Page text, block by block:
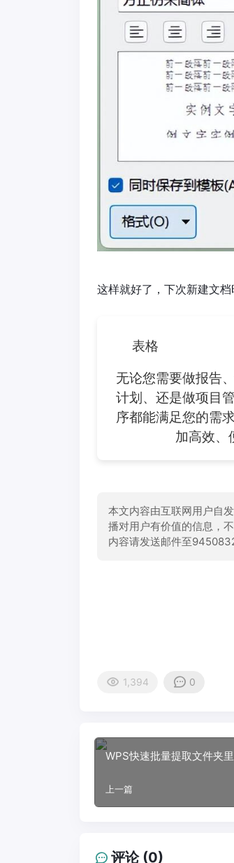
这样就好了，下次新建文
表格
无论您需要做报告
计划、还是做项目
序都能满足您的需
加高效、
本文内容由互联网用户自
播对用户有价值的信息，
内容请发送邮件至
1,394 0
WPS快速批量提取文件夹
上一篇
评论 (0)